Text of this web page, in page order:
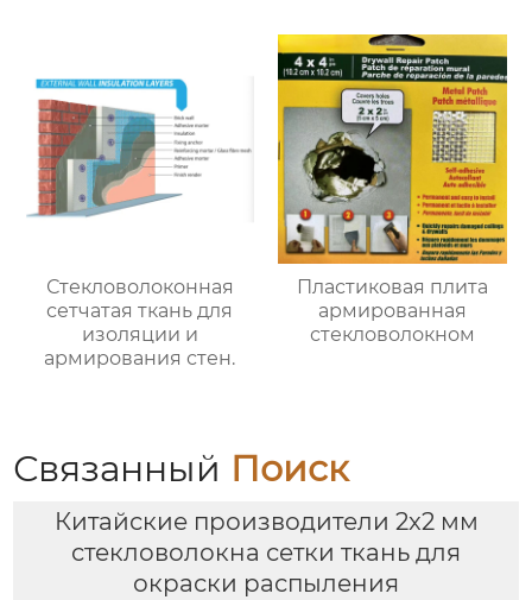
Стекловолоконная
сетчатая ткань для
изоляции и
армирования стен.
Пластиковая плита
армированная
стекловолокном
Связанный Поиск
Китайские производители 2x2 мм
стекловолокна сетки ткань для
окраски распыления